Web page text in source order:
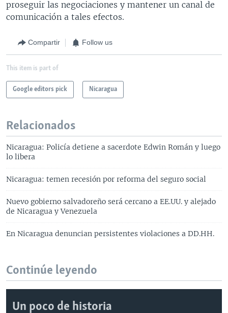
proseguir las negociaciones y mantener un canal de
comunicación a tales efectos.
Compartir Follow us
This item is part of
Google editors pick Nicaragua
Relacionados
Nicaragua: Policía detiene a sacerdote Edwin Román y luego
lo libera
Nicaragua: temen recesión por reforma del seguro social
Nuevo gobierno salvadoreño será cercano a EE.UU. y alejado
de Nicaragua y Venezuela
En Nicaragua denuncian persistentes violaciones a DD.HH.
Continúe leyendo
Un poco de historia